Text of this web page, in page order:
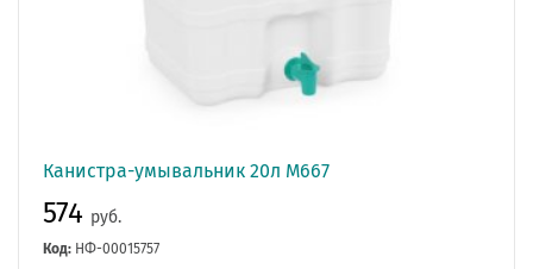
Канистра-умывальник 20л М667
574 руб.
Код: НФ-00015757